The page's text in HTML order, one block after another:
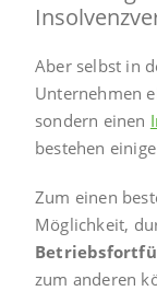
Aber selbst in
Unternehmen
sondern einen
bestehen einige
Zum einen
Möglichkeit,
zum anderen